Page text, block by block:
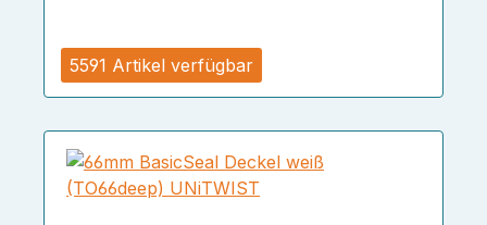
5591 Artikel verfügbar